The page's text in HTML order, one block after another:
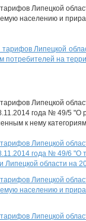
Липецкой
населению и
тарифов Липецкой
на
Липецкой
года № 49/5
к нему
Липецкой
года № 49/6
Липецкой области на
Липецкой
населению и
Липецкой